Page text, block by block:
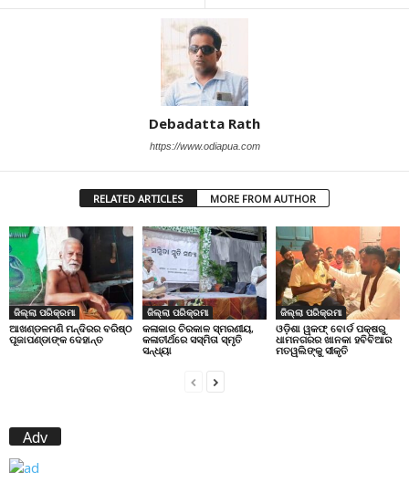
Debadatta Rath
https://www.odiapua.com
RELATED ARTICLES MORE FROM AUTHOR
ଜିଲ୍ଲା ପରିକ୍ରମା
ଆଖଣ୍ଡଳମଣି ମନ୍ଦିରର ବରିଷ୍ଠ
ପୂଜାପଣ୍ଡାଙ୍କ ଦେହାନ୍ତ
ଜିଲ୍ଲା ପରିକ୍ରମା
କଳାକାର ଚିରକାଳ ସ୍ମରଣୀୟ,
କଳାତୀର୍ଥରେ ସସ୍ମିତା ସ୍ମୃତି
ସନ୍ଧ୍ୟା
ଜିଲ୍ଲା ପରିକ୍ରମା
ଓଡ଼ିଶା ୱକଫ୍ ବୋର୍ଡ ପକ୍ଷରୁ
ଧାମନଗରର ଖାନକା ହବିବିଆର
ମତୱଲିଙ୍କୁ ସୀକୃତି
Adv